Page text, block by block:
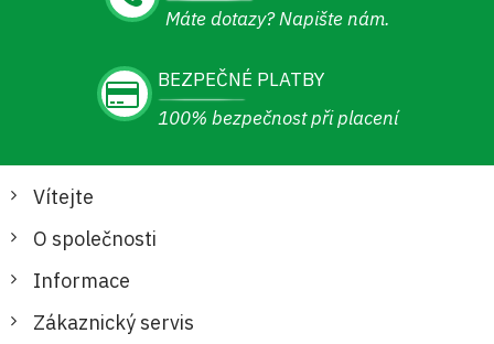
Máte dotazy? Napište nám.
BEZPEČNÉ PLATBY
100% bezpečnost při placení
Vítejte
O společnosti
Informace
Zákaznický servis